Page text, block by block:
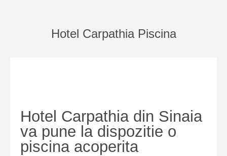
Hotel Carpathia Piscina
Hotel Carpathia din Sinaia
va pune la dispozitie o
piscina acoperita